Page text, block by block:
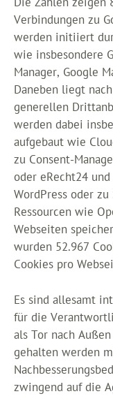
Die Zahlen zeigen
Verbindungen zu
werden initiiert
wie insbesondere
Manager, Google
Daneben liegt
generellen
werden dabei
aufgebaut wie
zu Consent-
oder eRecht24
WordPress oder
Ressourcen wie
Webseiten
wurden 52.967
Cookies pro
Es sind allesamt
für die
als Tor nach
gehalten werden
zwingend auf die